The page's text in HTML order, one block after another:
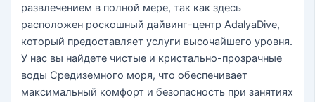
развлечением в полной мере, так как здесь
расположен роскошный дайвинг-центр AdalyaDive,
который предоставляет услуги высочайшего уровня.
У нас вы найдете чистые и кристально-прозрачные
воды Средиземного моря, что обеспечивает
максимальный комфорт и безопасность при занятиях